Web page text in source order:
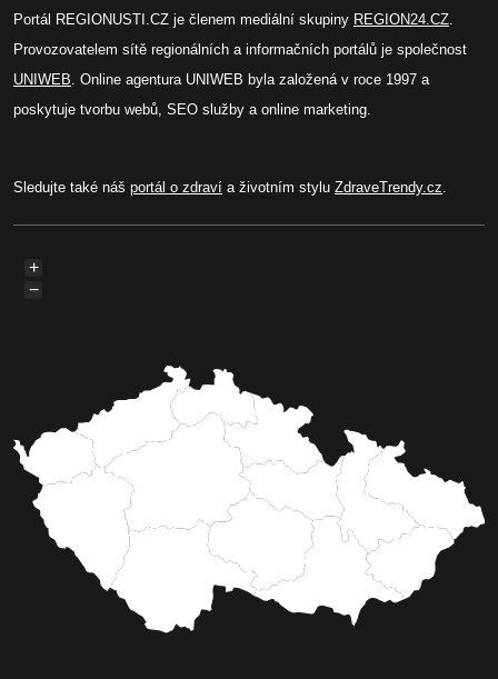
Portál REGIONUSTI.CZ je členem mediální skupiny REGION24.CZ.
Provozovatelem sítě regionálních a informačních portálů je společnost
UNIWEB. Online agentura UNIWEB byla založená v roce 1997 a
poskytuje tvorbu webů, SEO služby a online marketing.
Sledujte také náš portál o zdraví a životním stylu ZdraveTrendy.cz.
+
−